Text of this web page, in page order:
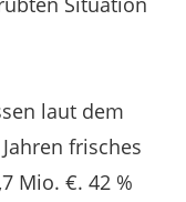
laut dem
frisches
Mio. €. 42 %